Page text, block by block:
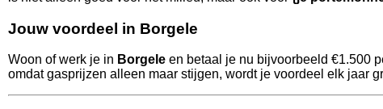
Jouw voordeel in Borgele
Woon of werk je in Borgele en betaal je nu bijvoorbeeld €1.500
omdat gasprijzen alleen maar stijgen, wordt je voordeel elk jaar